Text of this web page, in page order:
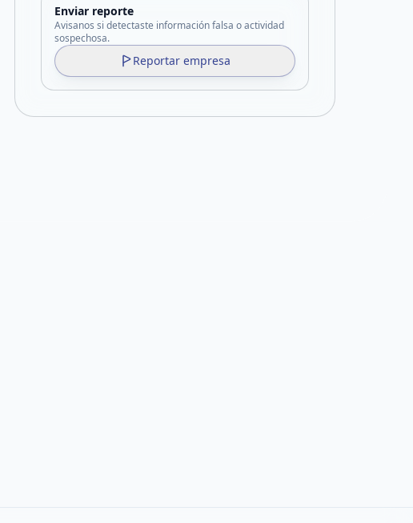
Enviar reporte
Avisanos si detectaste información falsa o actividad
sospechosa.
Reportar empresa